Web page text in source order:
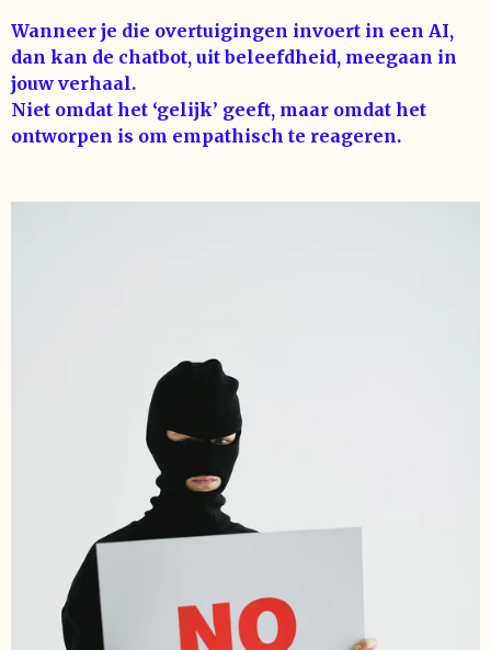
Wanneer je die overtuigingen invoert in een AI,
dan kan de chatbot, uit beleefdheid, meegaan in
jouw verhaal.
Niet omdat het ‘gelijk’ geeft, maar omdat het
ontworpen is om empathisch te reageren.